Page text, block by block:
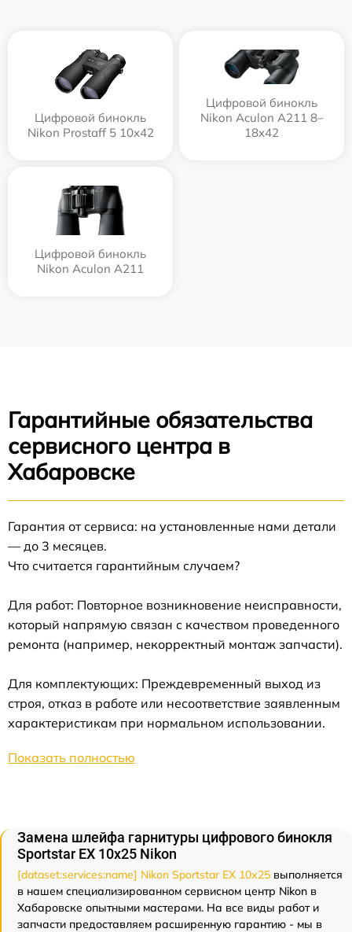
Цифровой бинокль
Nikon Prostaff 5 10x42
Цифровой бинокль
Nikon Aculon A211 8–
18x42
Цифровой бинокль
Nikon Aculon A211
Гарантийные обязательства
сервисного центра в
Хабаровске
Гарантия от сервиса: на установленные нами детали
— до 3 месяцев.
Что считается гарантийным случаем?
Для работ: Повторное возникновение неисправности,
который напрямую связан с качеством проведенного
ремонта (например, некорректный монтаж запчасти).
Для комплектующих: Преждевременный выход из
строя, отказ в работе или несоответствие заявленным
характеристикам при нормальном использовании.
Показать полностью
Замена шлейфа гарнитуры цифрового бинокля
Sportstar EX 10x25 Nikon
[dataset:services:name] Nikon Sportstar EX 10x25 выполняется
в нашем специализированном сервисном центр Nikon в
Хабаровске опытными мастерами. На все виды работ и
запчасти предоставляем расширенную гарантию - мы в